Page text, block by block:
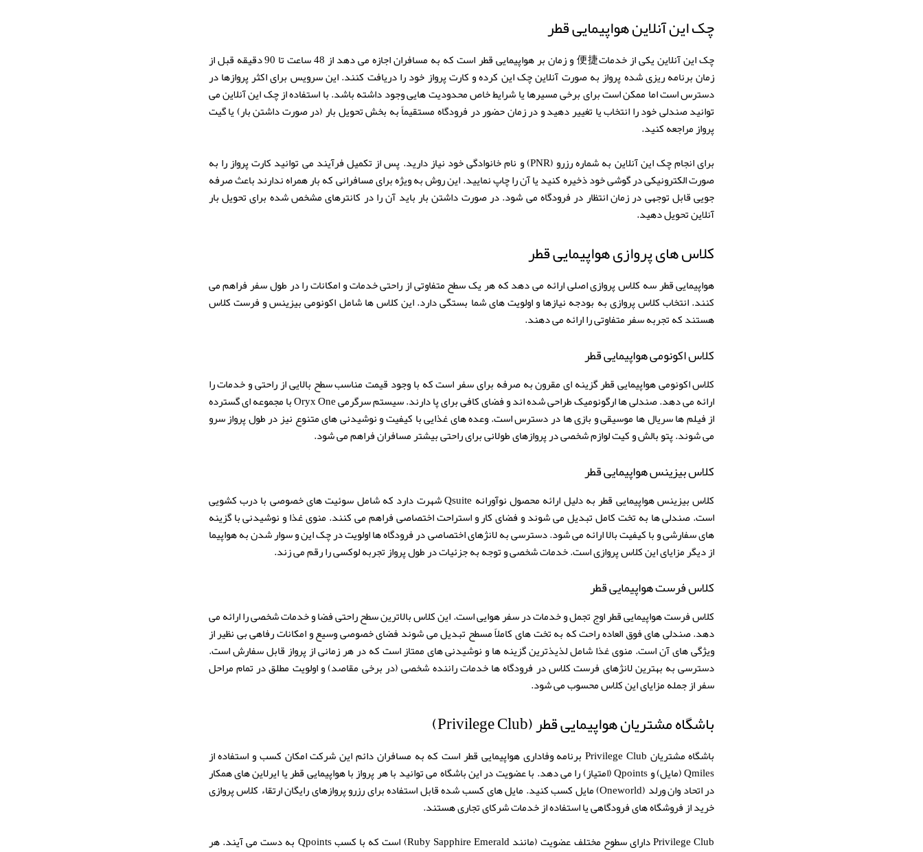
چک این آنلاین هواپیمایی قطر
چک این آنلاین یکی از خدمات便捷 و زمان بر هواپیمایی قطر است که به مسافران اجازه می دهد از 48 ساعت تا 90 دقیقه قبل از
زمان برنامه ریزی شده پرواز به صورت آنلاین چک این کرده و کارت پرواز خود را دریافت کنند. این سرویس برای اکثر پروازها در
دسترس است اما ممکن است برای برخی مسیرها یا شرایط خاص محدودیت هایی وجود داشته باشد. با استفاده از چک این آنلاین می
توانید صندلی خود را انتخاب یا تغییر دهید و در زمان حضور در فرودگاه مستقیماً به بخش تحویل بار (در صورت داشتن بار) یا گیت
پرواز مراجعه کنید.
برای انجام چک این آنلاین به شماره رزرو (PNR) و نام خانوادگی خود نیاز دارید. پس از تکمیل فرآیند می توانید کارت پرواز را به
صورت الکترونیکی در گوشی خود ذخیره کنید یا آن را چاپ نمایید. این روش به ویژه برای مسافرانی که بار همراه ندارند باعث صرفه
جویی قابل توجهی در زمان انتظار در فرودگاه می شود. در صورت داشتن بار باید آن را در کانترهای مشخص شده برای تحویل بار
آنلاین تحویل دهید.
کلاس های پروازی هواپیمایی قطر
هواپیمایی قطر سه کلاس پروازی اصلی ارائه می دهد که هر یک سطح متفاوتی از راحتی خدمات و امکانات را در طول سفر فراهم می
کنند. انتخاب کلاس پروازی به بودجه نیازها و اولویت های شما بستگی دارد. این کلاس ها شامل اکونومی بیزینس و فرست کلاس
هستند که تجربه سفر متفاوتی را ارائه می دهند.
کلاس اکونومی هواپیمایی قطر
کلاس اکونومی هواپیمایی قطر گزینه ای مقرون به صرفه برای سفر است که با وجود قیمت مناسب سطح بالایی از راحتی و خدمات را
ارائه می دهد. صندلی ها ارگونومیک طراحی شده اند و فضای کافی برای پا دارند. سیستم سرگرمی Oryx One با مجموعه ای گسترده
از فیلم ها سریال ها موسیقی و بازی ها در دسترس است. وعده های غذایی با کیفیت و نوشیدنی های متنوع نیز در طول پرواز سرو
می شوند. پتو بالش و کیت لوازم شخصی در پروازهای طولانی برای راحتی بیشتر مسافران فراهم می شود.
کلاس بیزینس هواپیمایی قطر
کلاس بیزینس هواپیمایی قطر به دلیل ارائه محصول نوآورانه Qsuite شهرت دارد که شامل سوئیت های خصوصی با درب کشویی
است. صندلی ها به تخت کامل تبدیل می شوند و فضای کار و استراحت اختصاصی فراهم می کنند. منوی غذا و نوشیدنی با گزینه
های سفارشی و با کیفیت بالا ارائه می شود. دسترسی به لانژهای اختصاصی در فرودگاه ها اولویت در چک این و سوار شدن به هواپیما
از دیگر مزایای این کلاس پروازی است. خدمات شخصی و توجه به جزئیات در طول پرواز تجربه لوکسی را رقم می زند.
کلاس فرست هواپیمایی قطر
کلاس فرست هواپیمایی قطر اوج تجمل و خدمات در سفر هوایی است. این کلاس بالاترین سطح راحتی فضا و خدمات شخصی را ارائه می
دهد. صندلی های فوق العاده راحت که به تخت های کاملاً مسطح تبدیل می شوند فضای خصوصی وسیع و امکانات رفاهی بی نظیر از
ویژگی های آن است. منوی غذا شامل لذیذترین گزینه ها و نوشیدنی های ممتاز است که در هر زمانی از پرواز قابل سفارش است.
دسترسی به بهترین لانژهای فرست کلاس در فرودگاه ها خدمات راننده شخصی (در برخی مقاصد) و اولویت مطلق در تمام مراحل
سفر از جمله مزایای این کلاس محسوب می شود.
باشگاه مشتریان هواپیمایی قطر (Privilege Club)
باشگاه مشتریان Privilege Club برنامه وفاداری هواپیمایی قطر است که به مسافران دائم این شرکت امکان کسب و استفاده از
Qmiles (مایل) و Qpoints (امتیاز) را می دهد. با عضویت در این باشگاه می توانید با هر پرواز با هواپیمایی قطر یا ایرلاین های همکار
در اتحاد وان ورلد (Oneworld) مایل کسب کنید. مایل های کسب شده قابل استفاده برای رزرو پروازهای رایگان ارتقاء کلاس پروازی
خرید از فروشگاه های فرودگاهی یا استفاده از خدمات شرکای تجاری هستند.
Privilege Club دارای سطوح مختلف عضویت (مانند Ruby Sapphire Emerald) است که با کسب Qpoints به دست می آیند. هر